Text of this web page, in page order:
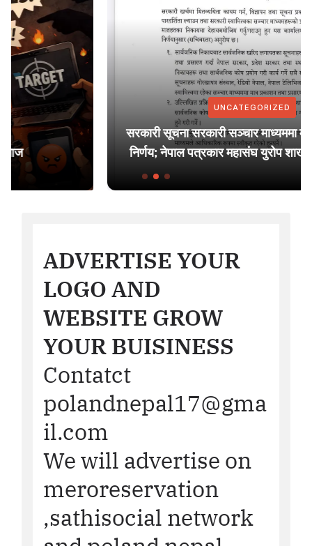
UNCATEGORIZED
सरकारी सूचना सरकारी सञ्चार माध्यममा मात्र प्रकाशन गर्ने
निर्णय; नेपाल पत्रकार महासंघ युरोप शाखाद्वारा ध्यानाकर्षण
ADVERTISE YOUR
LOGO AND
WEBSITE GROW
YOUR BUISINESS
Contatct
polandnepal17@gma
il.com
We will advertise on
meroreservation
,sathisocial network